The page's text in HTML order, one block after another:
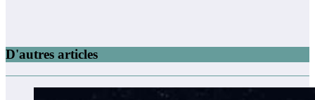
D'autres articles